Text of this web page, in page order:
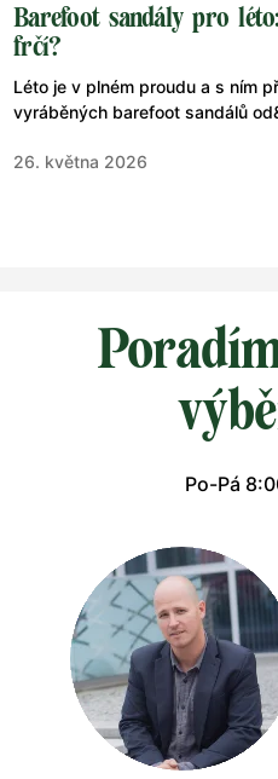
Barefoot sandály pro
frčí?
Léto je v plném proudu a s ním
vyráběných barefoot sandálů
hledáte lehké, prodyšné a
26. května 2026
Po-Pá